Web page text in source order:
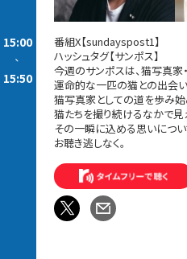
15:00
-
15:50
番組X【sundayspost1】
ハッシュタグ【サンポス】
今週のサンポスは、猫写真家
運命的な一匹の猫との出会い
猫写真家としての道を歩み始
猫たちを撮り続けるなかで見
その一瞬に込める思いについ
お聴き逃しなく。